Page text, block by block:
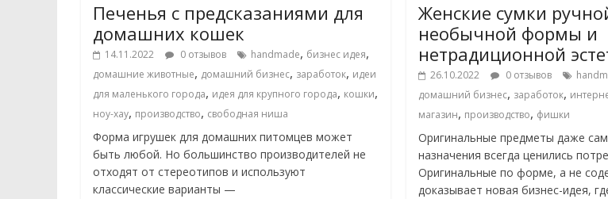
Печенья с предсказаниями для
домашних кошек
14.11.2022 0 отзывов handmade, бизнес идея,
домашние животные, домашний бизнес, заработок, идеи
для маленького города, идея для крупного города, кошки,
ноу-хау, производство, свободная ниша
Форма игрушек для домашних питомцев может
быть любой. Но большинство производителей не
отходят от стереотипов и используют
классические варианты —
Женские сумки
необычной формы и
нетрадиционной
26.10.2022 0 отзывов
домашний бизнес, заработок,
магазин, производство, фишки
Оригинальные предметы даже
назначения всегда ценились
Оригинальные по форме, а не
доказывает новая бизнес-идея,